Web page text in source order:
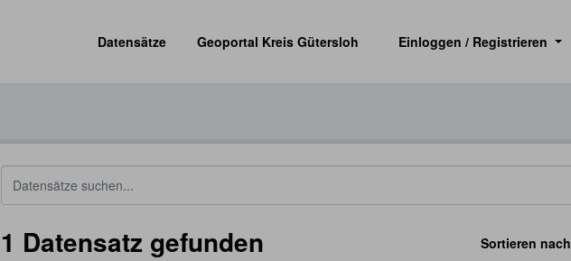
Datensätze
Geoportal Kreis Gütersloh Einloggen / Registrieren
Sortieren nach
1 Datensatz gefunden